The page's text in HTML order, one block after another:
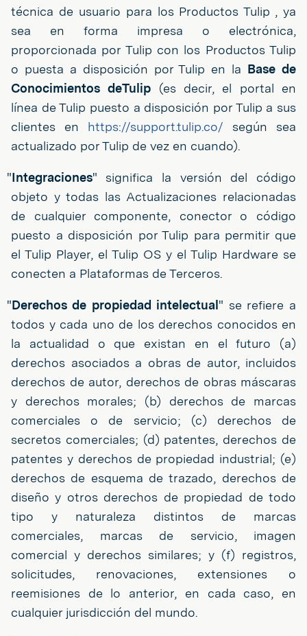
técnica de usuario para los Productos Tulip , ya
sea en forma impresa o electrónica,
proporcionada por Tulip con los Productos Tulip
o puesta a disposición por Tulip en la Base de
Conocimientos deTulip (es decir, el portal en
línea de Tulip puesto a disposición por Tulip a sus
clientes en https://support.tulip.co/ según sea
actualizado por Tulip de vez en cuando).
"Integraciones" significa la versión del código
objeto y todas las Actualizaciones relacionadas
de cualquier componente, conector o código
puesto a disposición por Tulip para permitir que
el Tulip Player, el Tulip OS y el Tulip Hardware se
conecten a Plataformas de Terceros.
"Derechos de propiedad intelectual " se refiere a
todos y cada uno de los derechos conocidos en
la actualidad o que existan en el futuro (a)
derechos asociados a obras de autor, incluidos
derechos de autor, derechos de obras máscaras
y derechos morales; (b) derechos de marcas
comerciales o de servicio; (c) derechos de
secretos comerciales; (d) patentes, derechos de
patentes y derechos de propiedad industrial; (e)
derechos de esquema de trazado, derechos de
diseño y otros derechos de propiedad de todo
tipo y naturaleza distintos de marcas
comerciales, marcas de servicio, imagen
comercial y derechos similares; y (f) registros,
solicitudes, renovaciones, extensiones o
reemisiones de lo anterior, en cada caso, en
cualquier jurisdicción del mundo.